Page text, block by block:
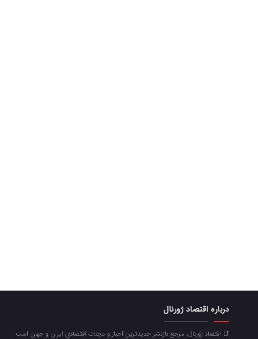
درباره اقتصاد ژورنال
📑 اقتصاد ژورنال، مرجع بازنشر جدیدترین اخبار و مجلات اقتصادی ایران و جهان است.